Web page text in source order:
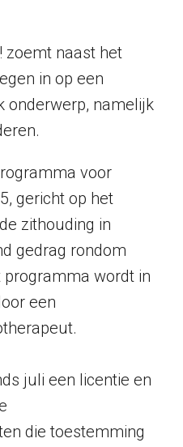
zoemt naast het
in op een
onderwerp, namelijk
voor
gericht op het
zithouding in
gedrag rondom
wordt in
een
juli een licentie en
die toestemming